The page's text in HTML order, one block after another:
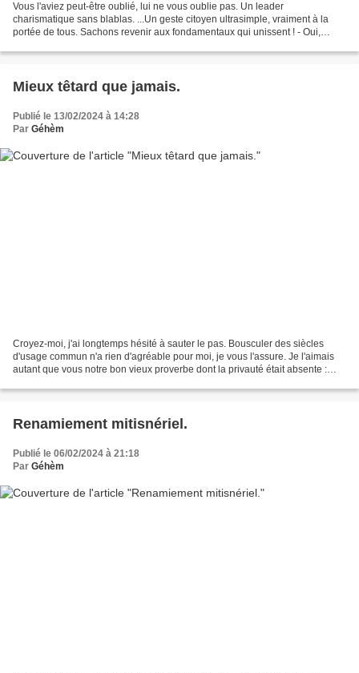
Vous l'aviez peut-être oublié, lui ne vous oublie pas. Un leader
charismatique sans blablas. ...Un geste citoyen ultrasimple, vraiment à la
portée de tous. Sachons revenir aux fondamentaux qui unissent ! - Oui,
Mieux têtard que jamais.
Publié le 13/02/2024 à 14:28
Par Géhèm
Croyez-moi, j'ai longtemps hésité à sauter le pas. Bousculer des siècles
d'usage commun n'a rien d'agréable pour moi, je vous l'assure. Je l'aimais
autant que vous notre bon vieux proverbe dont la privauté était absente :
Renamiement mitisnériel.
Publié le 06/02/2024 à 21:18
Par Géhèm